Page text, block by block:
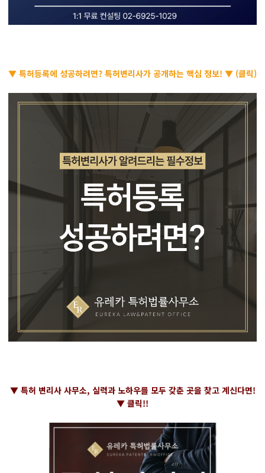
▼ 특허등록에 성공하려면? 특허변리사가 공개하는 핵심 정보! ▼ (클릭)
▼ 특허 변리사 사무소, 실력과 노하우를 모두 갖춘 곳을 찾고 계신다면!
▼ 클릭!!